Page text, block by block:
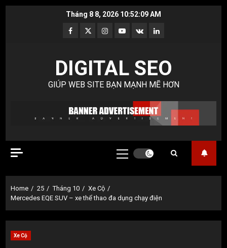
Tháng 8 8, 2026 10:52:09 AM
Facebook
TwitterInstagram
Youtube
VK LinkedIn
DIGITAL SEO
GIÚP WEB SITE BẠN MẠNH MẼ HƠN
Primary
Home 25 Tháng 10
Xe Cộ
Mercedes EQE SUV – xe thể thao đa dụng chạy điện
Xe Cộ